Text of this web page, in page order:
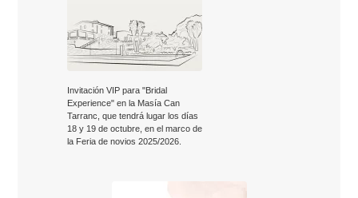
Invitación VIP para "Bridal
Experience" en la Masía Can
Tarranc, que tendrá lugar los días
18 y 19 de octubre, en el marco de
la Feria de novios 2025/2026.